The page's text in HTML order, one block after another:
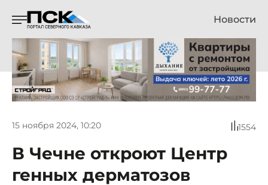
Новости
15 ноября 2024, 10:20 1554
В Чечне откроют Центр
генных дерматозов